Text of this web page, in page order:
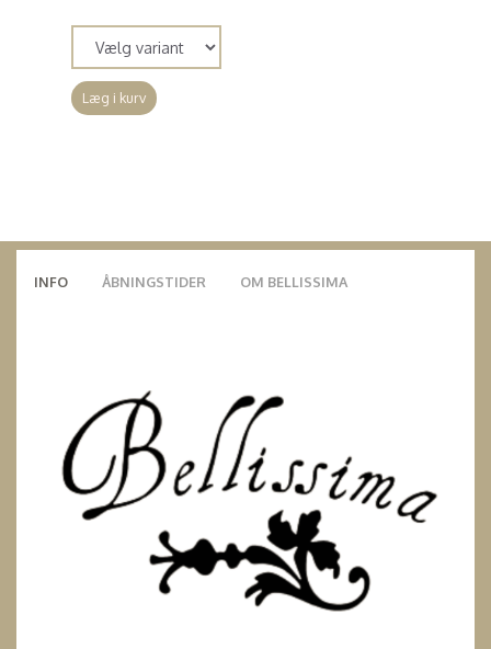
Læg i kurv
INFO ÅBNINGSTIDER OM BELLISSIMA